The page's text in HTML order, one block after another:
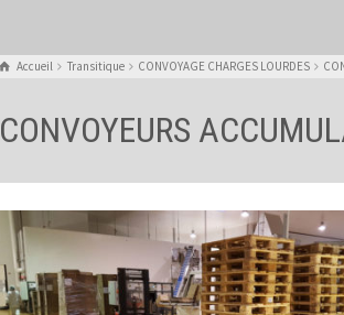
Accueil Transitique CONVOYAGE CHARGES LOURDES
CONVOYEURS